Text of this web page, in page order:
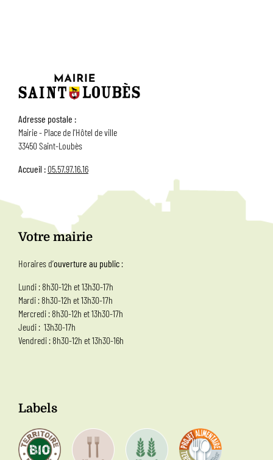
Adresse postale :
Mairie - Place de l'Hôtel de ville
33450 Saint-Loubès
Accueil :05.57.97.16.16
Votre mairie
Horaires d’ouverture au public:
Lundi : 8h30-12h et 13h30-17h
Mardi : 8h30-12h et 13h30-17h
Mercredi : 8h30-12h et 13h30-17h
Jeudi : 13h30-17h
Vendredi : 8h30-12h et 13h30-16h
Labels